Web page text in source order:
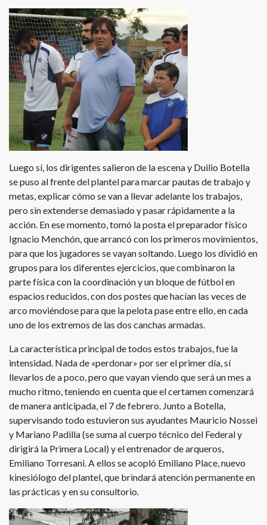
Luego sí, los dirigentes salieron de la escena y Duilio Botella
se puso al frente del plantel para marcar pautas de trabajo y
metas, explicar cómo se van a llevar adelante los trabajos,
pero sin extenderse demasiado y pasar rápidamente a la
acción. En ese momento, tomó la posta el preparador físico
Ignacio Menchón, que arrancó con los primeros movimientos,
para que los jugadores se vayan soltando. Luego los dividió en
grupos para los diferentes ejercicios, que combinaron la
parte física con la coordinación y un bloque de fútbol en
espacios reducidos, con dos postes que hacían las veces de
arco moviéndose para que la pelota pase entre ello, en cada
uno de los extremos de las dos canchas armadas.
La característica principal de todos estos trabajos, fue la
intensidad. Nada de «perdonar» por ser el primer día, sí
llevarlos de a poco, pero que vayan viendo que será un mes a
mucho ritmo, teniendo en cuenta que el certamen comenzará
de manera anticipada, el 7 de febrero. Junto a Botella,
supervisando todo estuvieron sus ayudantes Mauricio Nossei
y Mariano Padilla (se suma al cuerpo técnico del Federal y
dirigirá la Primera Local) y el entrenador de arqueros,
Emiliano Torresani. A ellos se acopló Emiliano Place, nuevo
kinesiólogo del plantel, que brindará atención permanente en
las prácticas y en su consultorio.